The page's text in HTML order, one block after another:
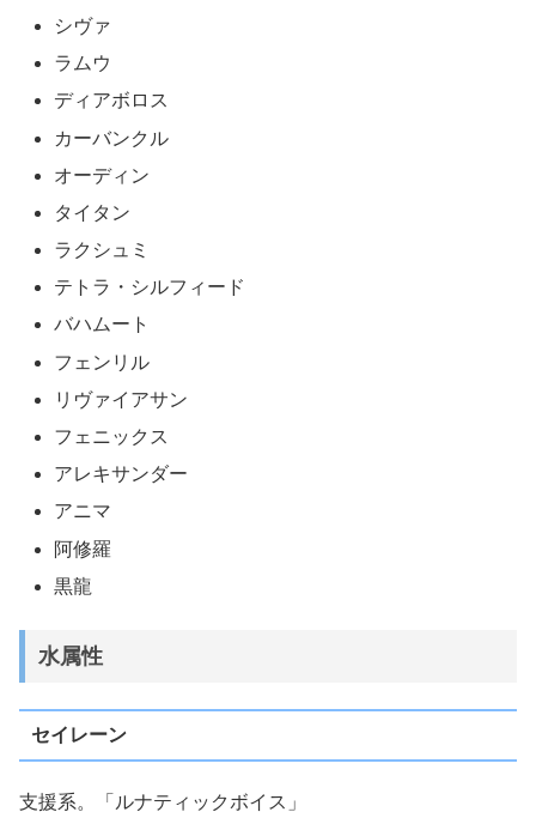
シヴァ
ラムウ
ディアボロス
カーバンクル
オーディン
タイタン
ラクシュミ
テトラ・シルフィード
バハムート
フェンリル
リヴァイアサン
フェニックス
アレキサンダー
アニマ
阿修羅
黒龍
水属性
セイレーン
支援系。「ルナティックボイス」